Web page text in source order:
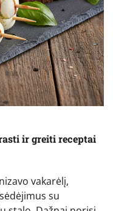
ir greiti receptai
vakarėlį,
su